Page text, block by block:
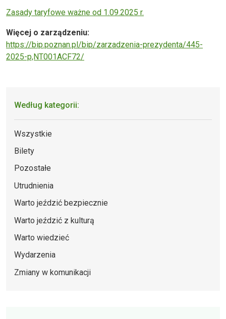
Według kategorii:
Wszystkie
Bilety
Pozostałe
Utrudnienia
Warto jeździć bezpiecznie
Warto jeździć z kulturą
Warto wiedzieć
Wydarzenia
Zmiany w komunikacji
Zasady taryfowe ważne od 1.09.2025 r.
Więcej o zarządzeniu:
https://bip.poznan.pl/bip/zarzadzenia-prezydenta/445-
2025-p,NT001ACF72/